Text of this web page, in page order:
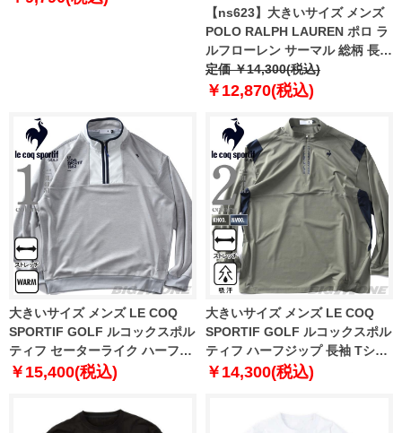
【ns623】大きいサイズ メンズ
POLO RALPH LAUREN ポロ ラ
ルフローレン サーマル 総柄 長袖
Tシャツ USA直輸入 pw25hr-
a0sO
定価 ￥14,300(税込)
￥12,870(税込)
大きいサイズ メンズ LE COQ
SPORTIF GOLF ルコックスポル
ティフ セーターライク ハーフジ
ップ カットソー ストレッチ ゴル
￥15,400(税込)
大きいサイズ メンズ LE COQ
SPORTIF GOLF ルコックスポル
ティフ ハーフジップ 長袖 Tシャ
ツ 吸汗 ストレッチ ゴルフウェア
￥14,300(税込)